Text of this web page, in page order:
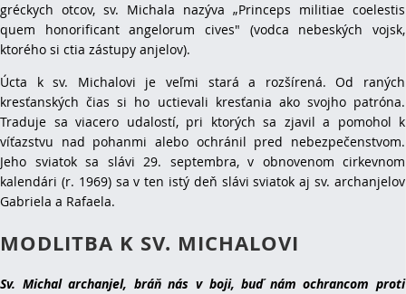
gréckych otcov, sv. Michala nazýva „Princeps militiae coelestis
quem honorificant angelorum cives" (vodca nebeských vojsk,
ktorého si ctia zástupy anjelov).
Úcta k sv. Michalovi je veľmi stará a rozšírená. Od raných
kresťanských čias si ho uctievali kresťania ako svojho patróna.
Traduje sa viacero udalostí, pri ktorých sa zjavil a pomohol k
víťazstvu nad pohanmi alebo ochránil pred nebezpečenstvom.
Jeho sviatok sa slávi 29. septembra, v obnovenom cirkevnom
kalendári (r. 1969) sa v ten istý deň slávi sviatok aj sv. archanjelov
Gabriela a Rafaela.
MODLITBA K SV. MICHALOVI
Sv. Michal archanjel, bráň nás v boji, buď nám ochrancom proti